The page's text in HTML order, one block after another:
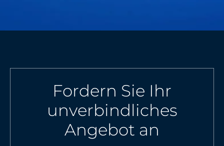
Fordern Sie Ihr
unverbindliches
Angebot an